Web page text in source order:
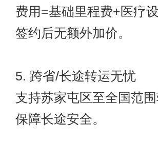
费用=基础里程费+医疗
签约后无额外加价。
5. 跨省/长途转运无忧
支持苏家屯区至全国范
保障长途安全。